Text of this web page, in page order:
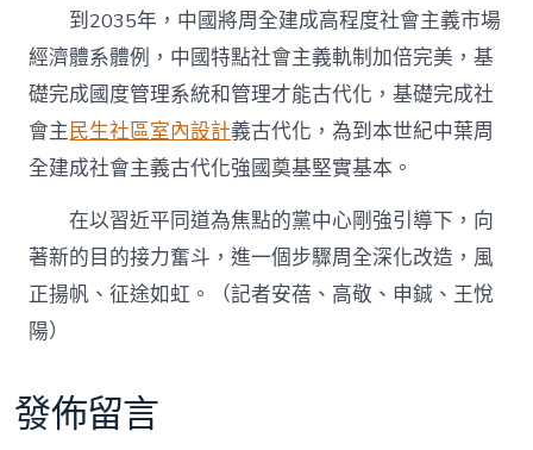
到2035年，中國將周全建成高程度社會主義市場
經濟體系體例，中國特點社會主義軌制加倍完美，基
礎完成國度管理系統和管理才能古代化，基礎完成社
會主民生社區室內設計義古代化，為到本世紀中葉周
全建成社會主義古代化強國奠基堅實基本。
在以習近平同道為焦點的黨中心剛強引導下，向
著新的目的接力奮斗，進一個步驟周全深化改造，風
正揚帆、征途如虹。（記者安蓓、高敬、申鋮、王悅
陽）
發佈留言